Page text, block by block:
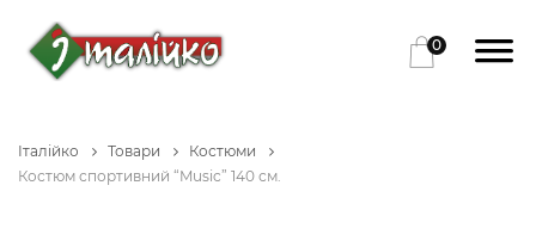
0
Італійко Товари
Костюми
Костюм спортивний “Music” 140 см.